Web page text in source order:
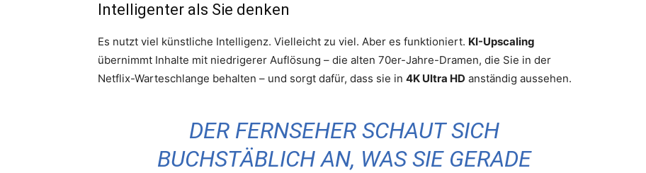
Intelligenter als Sie denken
Es nutzt viel künstliche Intelligenz. Vielleicht zu viel. Aber es funktioniert. KI-Upscaling
übernimmt Inhalte mit niedrigerer Auflösung – die alten 70er-Jahre-Dramen, die Sie in der
Netflix-Warteschlange behalten – und sorgt dafür, dass sie in 4K Ultra HD anständig aussehen.
DER FERNSEHER SCHAUT SICH
BUCHSTÄBLICH AN, WAS SIE GERADE